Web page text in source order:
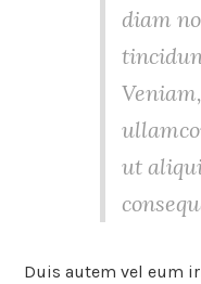
diam
ut
Duis autem vel eum